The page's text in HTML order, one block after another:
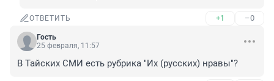
ОТВЕТИТЬ +1 –0
Гость
25 февраля, 11:57
В Тайских СМИ есть рубрика "Их (русских) нравы"?